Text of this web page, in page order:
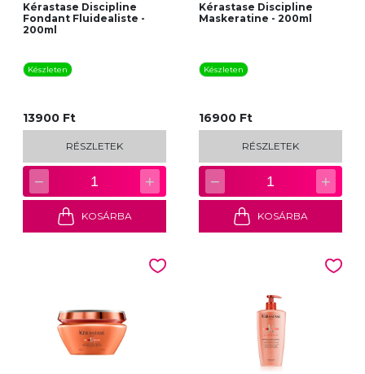
Kérastase Discipline
Fondant Fluidealiste -
200ml
Készleten
13900 Ft
RÉSZLETEK
− 1 +
KOSÁRBA
Kérastase Discipline
Maskeratine - 200ml
Készleten
16900 Ft
RÉSZLETEK
− 1 +
KOSÁRBA